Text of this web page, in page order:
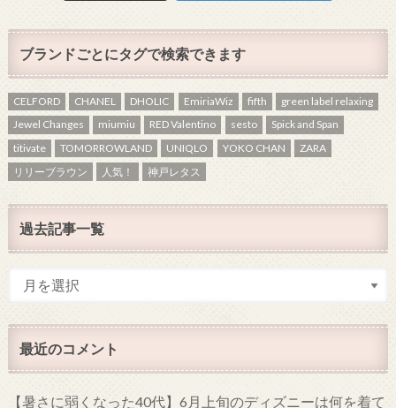
ブランドごとにタグで検索できます
CELFORD CHANEL DHOLIC EmiriaWiz fifth
green label relaxing
Jewel Changes
miumiu RED Valentino sesto
Spick and Span
titivate
TOMORROWLAND UNIQLO YOKO CHAN
ZARA
リリーブラウン
人気！ 神戸レタス
過去記事一覧
最近のコメント
【暑さに弱くなった40代】6月上旬のディズニーは何を着て